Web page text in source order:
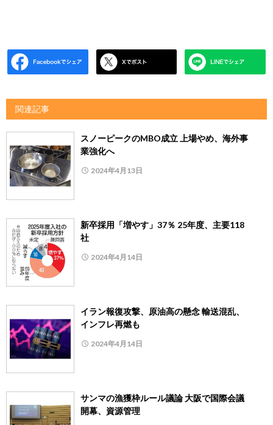
関連記事
スノーピークのMBO成立 上場やめ、海外事
業強化へ
2024年4月13日
新卒採用「増やす」37％ 25年度、主要118
社
2024年4月14日
イラン報復攻撃、原油高の懸念 輸送混乱、
インフレ再燃も
2024年4月14日
サンマの漁獲枠ルール議論 大阪で国際会議
開幕、資源管理